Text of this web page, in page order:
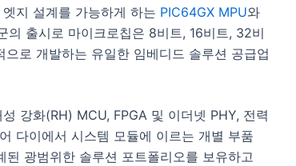
지 설계를 가능하게 하는 PIC64GX MPU와
의 출시로 마이크로칩은 8비트, 16비트, 32비
로 개발하는 유일한 임베디드 솔루션 공급업
강화(RH) MCU, FPGA 및 이더넷 PHY, 전력
다이에서 시스템 모듈에 이르는 개별 부품
광범위한 솔루션 포트폴리오를 보유하고